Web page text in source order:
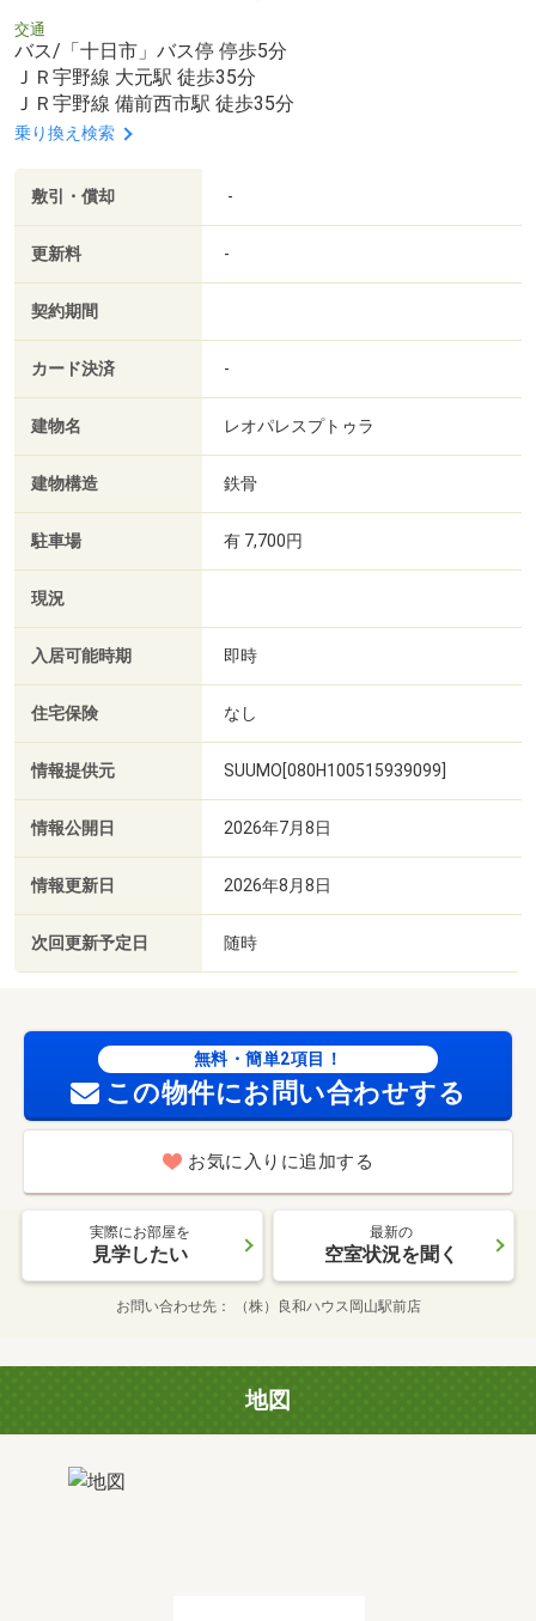
交通
バス/「十日市」バス停 停歩5分
ＪＲ宇野線 大元駅 徒歩35分
ＪＲ宇野線 備前西市駅 徒歩35分
乗り換え検索
敷引・償却 -
更新料 -
契約期間
カード決済 -
建物名 レオパレスプトゥラ
建物構造 鉄骨
駐車場 有 7,700円
現況
入居可能時期 即時
住宅保険 なし
情報提供元 SUUMO[080H100515939099]
情報公開日 2026年7月8日
情報更新日 2026年8月8日
次回更新予定日 随時
無料・簡単2項目！
この物件にお問い合わせする
お気に入りに追加する
実際にお部屋を
見学したい
最新の
空室状況を聞く
お問い合わせ先 （株）良和ハウス岡山駅前店
地図